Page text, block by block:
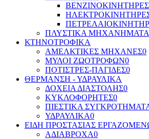
ΒΕΝΖΙΝΟΚΙΝΗΤΗΡΕΣ
ΠΛΥΣΤΙΚΑ
ΚΤΗΝΟΤΡΟΦΙΚΑ
ΑΜΕΛΚΤΙΚΕΣ ΜΗΧΑΝΕΣ0
ΜΥΛΟΙ ΖΩΟΤΡΟΦΩΝ0
ΠΟΤΙΣΤΡΕΣ-ΠΑΓΙΔΕΣ0
ΘΕΡΜΑΝΣΗ - ΥΔΡΑΥΛΙΚΑ
ΔΟΧΕΙΑ ΔΙΑΣΤΟΛΗΣ0
ΚΥΚΛΟΦΟΡΗΤΕΣ0
ΠΙΕΣΤΙΚΑ
ΥΔΡΑΥΛΙΚΑ0
ΕΙΔΗ ΠΡΟΣΤΑΣΙΑΣ
ΑΔΙΑΒΡΟΧΑ0